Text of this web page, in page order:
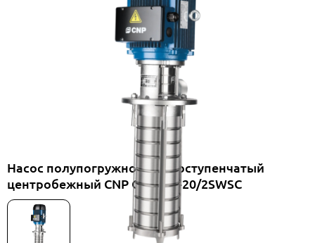
Насос полупогружной многоступенчатый
центробежный CNP CDLKF4-20/2SWSC